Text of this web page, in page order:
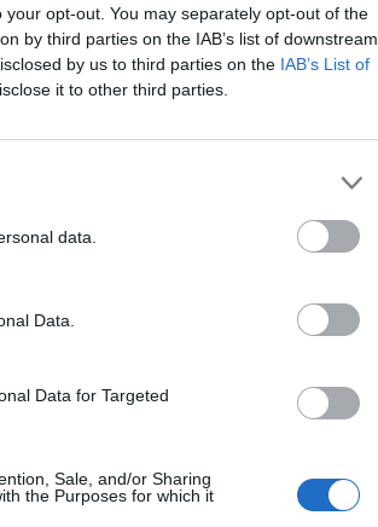
opt-out. You may separately opt-out of the
by third parties on the IAB’s list of downstream
by us to third parties on the IAB’s List of
it to other third parties.
data.
Data.
Data for Targeted
Sale, and/or Sharing
the Purposes for which it